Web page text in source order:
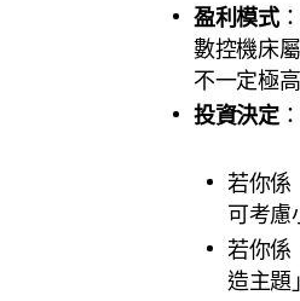
盈利模式：
數控機床
不一定極
投資決定：
若你係
可考慮
若你係
造主題